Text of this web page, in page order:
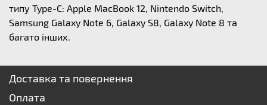
типу Type-C: Apple MacBook 12, Nintendo Switch,
Samsung Galaxy Note 6, Galaxy S8, Galaxy Note 8 та
багато інших.
Доставка та повернення
Оплата